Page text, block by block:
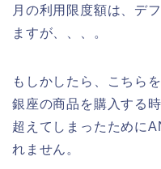
月の利用限度額は、デ
ますが、、、。
もしかしたら、こちら
銀座の商品を購入する
超えてしまったために
れません。